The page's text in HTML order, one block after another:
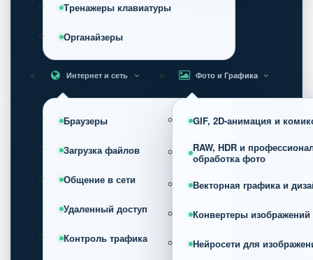
Тренажеры клавиатуры
Органайзеры
Интернет и сеть
Браузеры
Загрузка файлов
Общение в сети
Удаленный доступ
Контроль трафика
Фото и Графика
GIF, 2D-анимация и
RAW, HDR и
обработка фото
Векторная графика и
Конвертеры изображений
Нейросети для